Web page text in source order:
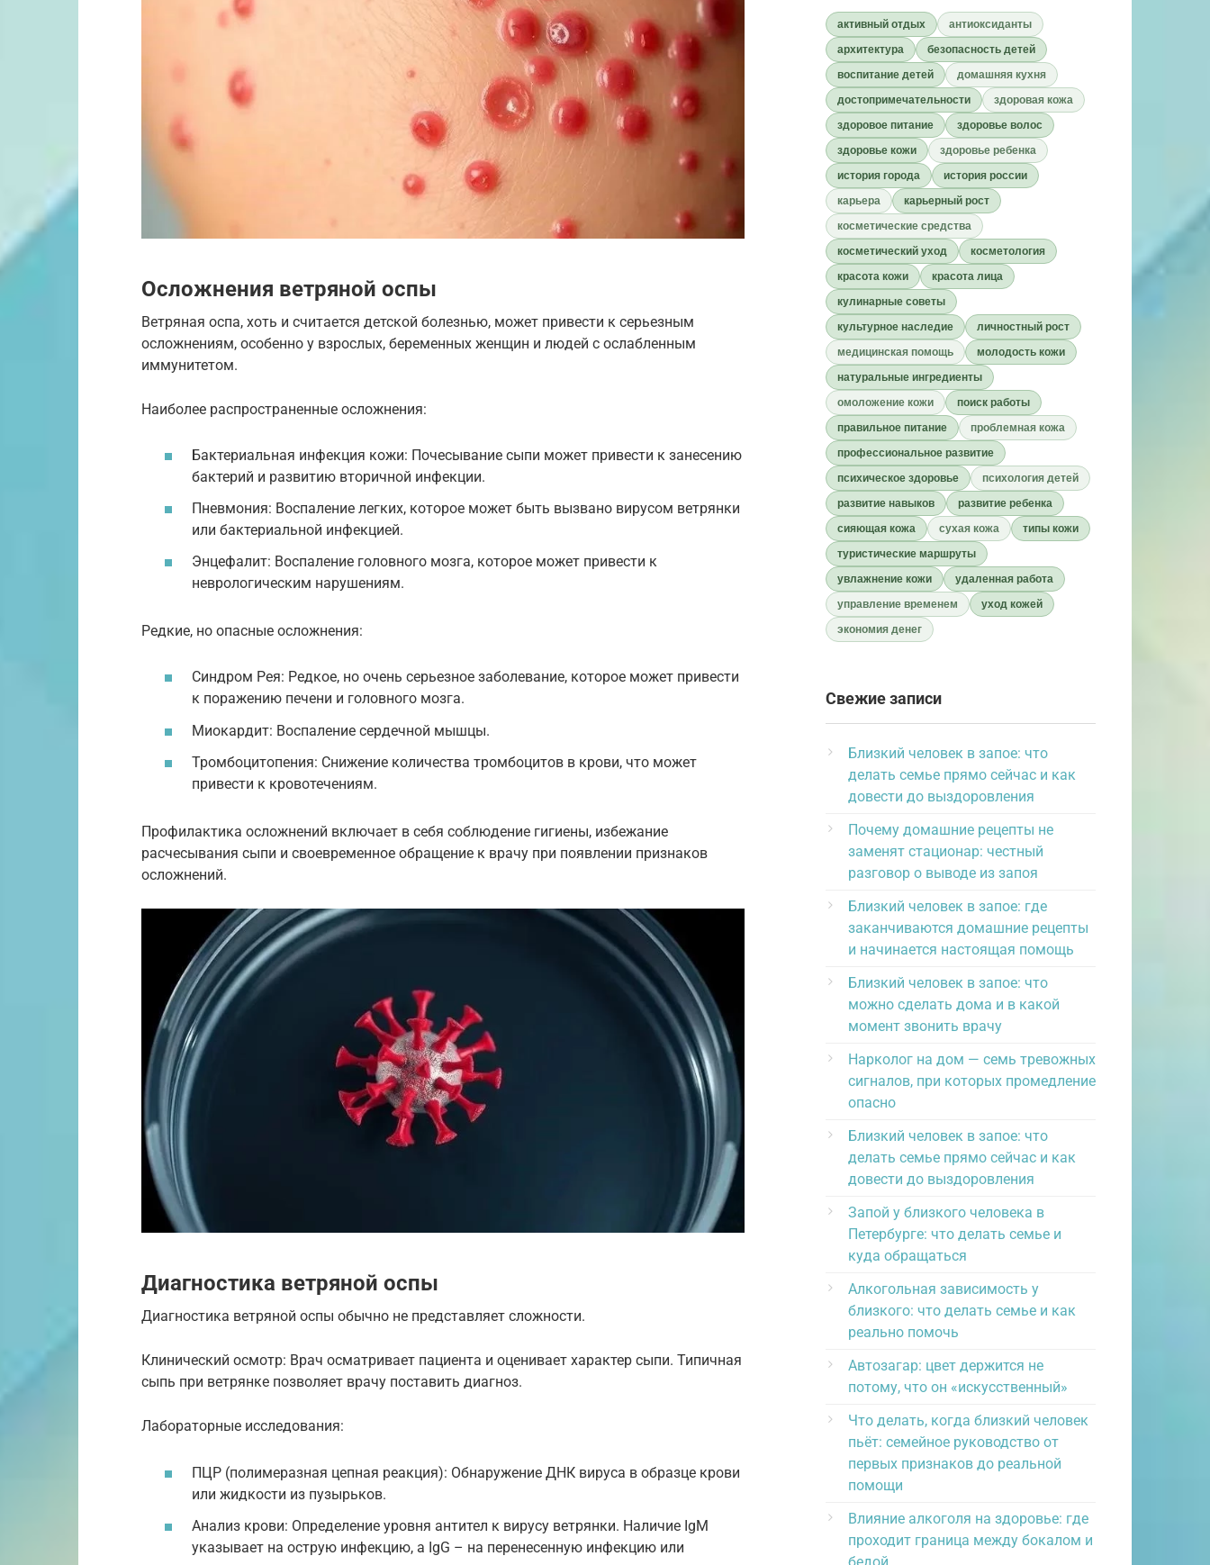
Осложнения ветряной оспы
Ветряная оспа, хоть и считается детской болезнью, может привести к серьезным
осложнениям, особенно у взрослых, беременных женщин и людей с ослабленным
иммунитетом.
Наиболее распространенные осложнения:
Бактериальная инфекция кожи: Почесывание сыпи может привести к занесению
бактерий и развитию вторичной инфекции.
Пневмония: Воспаление легких, которое может быть вызвано вирусом ветрянки
или бактериальной инфекцией.
Энцефалит: Воспаление головного мозга, которое может привести к
неврологическим нарушениям.
Редкие, но опасные осложнения:
Синдром Рея: Редкое, но очень серьезное заболевание, которое может привести
к поражению печени и головного мозга.
Миокардит: Воспаление сердечной мышцы.
Тромбоцитопения: Снижение количества тромбоцитов в крови, что может
привести к кровотечениям.
Профилактика осложнений включает в себя соблюдение гигиены, избежание
расчесывания сыпи и своевременное обращение к врачу при появлении признаков
осложнений.
Диагностика ветряной оспы
Диагностика ветряной оспы обычно не представляет сложности.
Клинический осмотр: Врач осматривает пациента и оценивает характер сыпи. Типичная
сыпь при ветрянке позволяет врачу поставить диагноз.
Лабораторные исследования:
ПЦР (полимеразная цепная реакция): Обнаружение ДНК вируса в образце крови
или жидкости из пузырьков.
Анализ крови: Определение уровня антител к вирусу ветрянки. Наличие IgM
указывает на острую инфекцию, а IgG – на перенесенную инфекцию или
активный отдых
антиоксиданты
архитектура
безопасность детей
воспитание детей
домашняя кухня
достопримечательности
здоровая кожа
здоровое питание
здоровье волос
здоровье кожи
здоровье ребенка
история города
история россии
карьера
карьерный рост
косметические средства
косметический уход
косметология
красота кожи
красота лица
кулинарные советы
культурное наследие
личностный рост
медицинская помощь
молодость кожи
натуральные ингредиенты
омоложение кожи
поиск работы
правильное питание
проблемная кожа
профессиональное развитие
психическое здоровье
психология детей
развитие навыков
развитие ребенка
сияющая кожа
сухая кожа
типы кожи
туристические маршруты
увлажнение кожи
удаленная работа
управление временем
уход кожей
экономия денег
Свежие записи
Близкий человек в запое: что
делать семье прямо сейчас и как
довести до выздоровления
Почему домашние рецепты не
заменят стационар: честный
разговор о выводе из запоя
Близкий человек в запое: где
заканчиваются домашние рецепты
и начинается настоящая помощь
Близкий человек в запое: что
можно сделать дома и в какой
момент звонить врачу
Нарколог на дом — семь тревожных
сигналов, при которых промедление
опасно
Близкий человек в запое: что
делать семье прямо сейчас и как
довести до выздоровления
Запой у близкого человека в
Петербурге: что делать семье и
куда обращаться
Алкогольная зависимость у
близкого: что делать семье и как
реально помочь
Автозагар: цвет держится не
потому, что он «искусственный»
Что делать, когда близкий человек
пьёт: семейное руководство от
первых признаков до реальной
помощи
Влияние алкоголя на здоровье: где
проходит граница между бокалом и